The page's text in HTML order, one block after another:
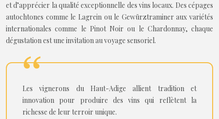
et d’apprécier la qualité exceptionnelle des vins locaux. Des cépages
autochtones comme le Lagrein ou le Gewürztraminer aux variétés
internationales comme le Pinot Noir ou le Chardonnay, chaque
dégustation est une invitation au voyage sensoriel.
Les vignerons du Haut-Adige allient tradition et
innovation pour produire des vins qui reflètent la
richesse de leur terroir unique.